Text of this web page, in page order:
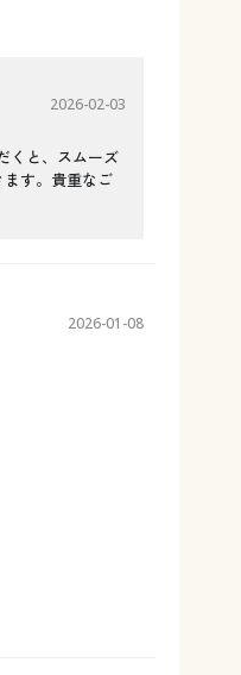
2026-02-03
くと、スムーズ
す。貴重なご
2026-01-08